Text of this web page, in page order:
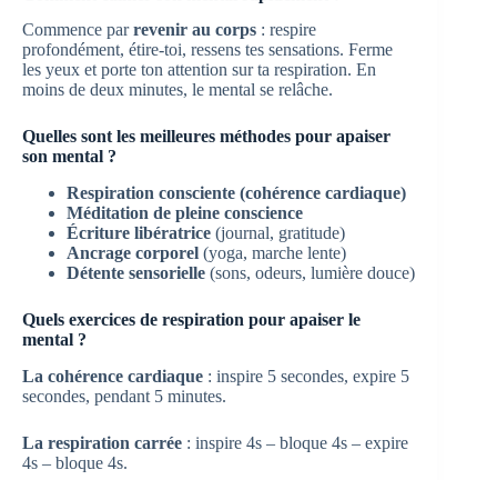
Commence parrevenir au corps : respire
profondément, étire-toi, ressens tes sensations. Ferme
les yeux et porte ton attention sur ta respiration. En
moins de deux minutes, le mental se relâche.
Quelles sont les meilleures méthodes pour apaiser
son mental ?
Respiration consciente (cohérence cardiaque)
Méditation de pleine conscience
Écriture libératrice (journal, gratitude)
Ancrage corporel (yoga, marche lente)
Détente sensorielle (sons, odeurs, lumière douce)
Quels exercices de respiration pour apaiser le
mental ?
La cohérence cardiaque : inspire 5 secondes, expire 5
secondes, pendant 5 minutes.
La respiration carrée : inspire 4s – bloque 4s – expire
4s – bloque 4s.